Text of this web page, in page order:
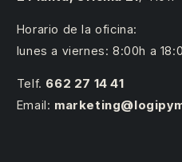
Horario de la oficina:
lunes a viernes: 8:00h a
Telf. 662 27 14 41
Email: